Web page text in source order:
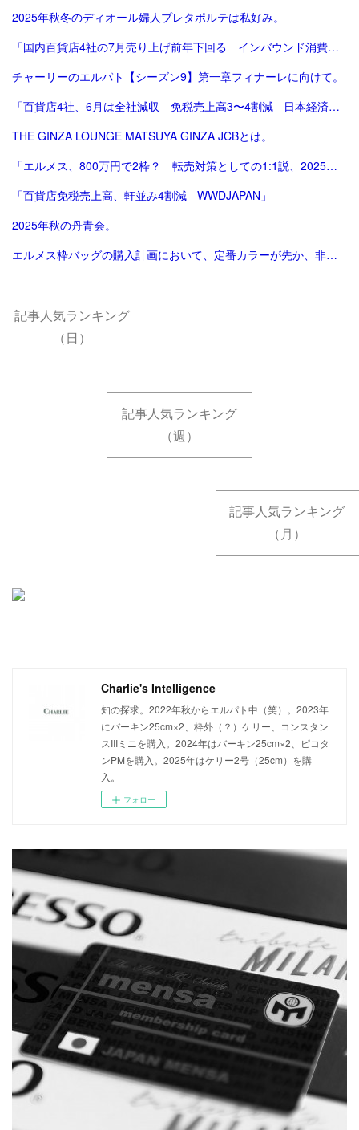
2025年秋冬のディオール婦人プレタポルテは私好み。
「国内百貨店4社の7月売り上げ前年下回る インバウンド消費減で | ロイター」
チャーリーのエルパト【シーズン9】第一章フィナーレに向けて。
「百貨店4社、6月は全社減収 免税売上高3〜4割減 - 日本経済新聞」
THE GINZA LOUNGE MATSUYA GINZA JCBとは。
「エルメス、800万円で2枠？ 転売対策としての1:1説、2025年版。ほぼ完結（？）編。」
「百貨店免税売上高、軒並み4割減 - WWDJAPAN」
2025年秋の丹青会。
エルメス枠バッグの購入計画において、定番カラーが先か、非定番カラーが先か。
記事人気ランキング
（日）
記事人気ランキング
（週）
記事人気ランキング
（月）
Charlie's Intelligence
知の探求。2022年秋からエルパト中（笑）。2023年
にバーキン25cm×2、枠外（？）ケリー、コンスタン
スIIIミニを購入。2024年はバーキン25cm×2、ピコタ
ンPMを購入。2025年はケリー2号（25cm）を購
入。
フォロー